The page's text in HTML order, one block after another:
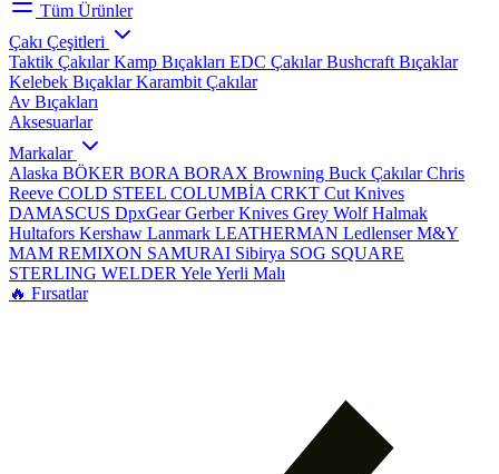
Tüm Ürünler
Çakı Çeşitleri
Taktik ÇakılarKamp Bıçakları EDC ÇakılarBushcraft Bıçaklar
Kelebek BıçaklarKarambit Çakılar
Av Bıçakları
Aksesuarlar
Markalar
Alaska BÖKER BORA BORAX Browning Buck ÇakılarChris
Reeve COLD STEEL COLUMBİA CRKT Cut Knives
DAMASCUS DpxGearGerber Knives Grey WolfHalmak
Hultafors Kershaw Lanmark LEATHERMAN LedlenserM&Y
MAM REMIXON SAMURAI Sibirya SOG SQUARE
STERLING WELDER YeleYerli Malı
🔥 Fırsatlar